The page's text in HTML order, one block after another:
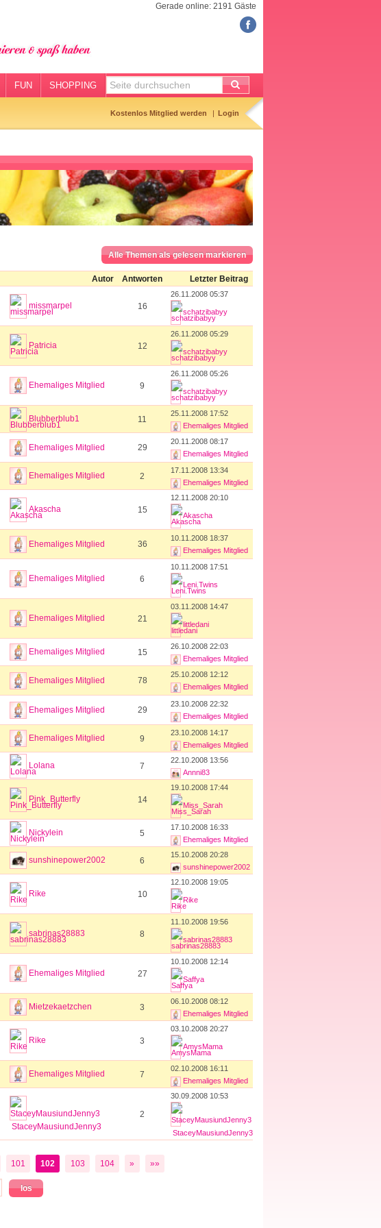
Gerade online: 2191 Gäste
FUN SHOPPING
Kostenlos Mitglied werden Login
Alle Themen als gelesen markieren
Autor Antworten Letzter Beitrag
missmarpel 16
26.11.2008 05:37
schatzibabyy
Patricia 12
26.11.2008 05:29
schatzibabyy
Ehemaliges Mitglied 9
26.11.2008 05:26
schatzibabyy
Blubberblub1 11
25.11.2008 17:52
Ehemaliges Mitglied
Ehemaliges Mitglied 29
20.11.2008 08:17
Ehemaliges Mitglied
Ehemaliges Mitglied 2
17.11.2008 13:34
Ehemaliges Mitglied
Akascha 15
12.11.2008 20:10
Akascha
Ehemaliges Mitglied 36
10.11.2008 18:37
Ehemaliges Mitglied
Ehemaliges Mitglied 6
10.11.2008 17:51
Leni.Twins
Ehemaliges Mitglied 21
03.11.2008 14:47
littledani
Ehemaliges Mitglied 15
26.10.2008 22:03
Ehemaliges Mitglied
Ehemaliges Mitglied 78
25.10.2008 12:12
Ehemaliges Mitglied
Ehemaliges Mitglied 29
23.10.2008 22:32
Ehemaliges Mitglied
Ehemaliges Mitglied 9
23.10.2008 14:17
Ehemaliges Mitglied
Lolana 7
22.10.2008 13:56
Annni83
Pink_Butterfly 14
19.10.2008 17:44
Miss_Sarah
Nickylein 5
17.10.2008 16:33
Ehemaliges Mitglied
sunshinepower2002 6
15.10.2008 20:28
sunshinepower2002
Rike 10
12.10.2008 19:05
Rike
sabrinas28883 8
11.10.2008 19:56
sabrinas28883
Ehemaliges Mitglied 27
10.10.2008 12:14
Saffya
Mietzekaetzchen 3
06.10.2008 08:12
Ehemaliges Mitglied
Rike 3
03.10.2008 20:27
AmysMama
Ehemaliges Mitglied 7
02.10.2008 16:11
Ehemaliges Mitglied
StaceyMausiundJenny3
2
30.09.2008 10:53
StaceyMausiundJenny3
101 102 103 104 » »»